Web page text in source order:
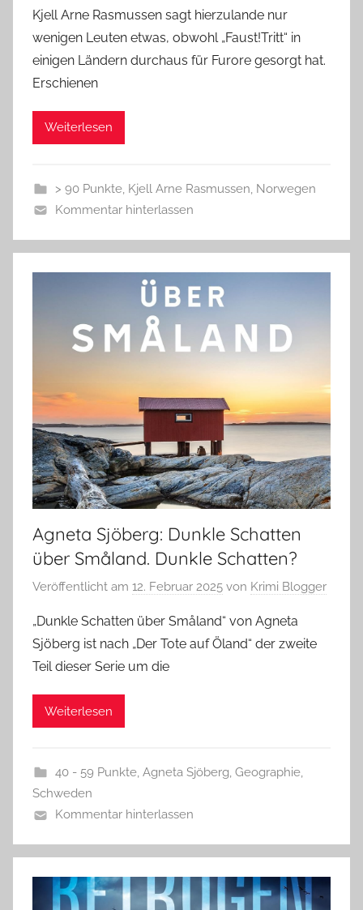
Kjell Arne Rasmussen sagt hierzulande nur
wenigen Leuten etwas, obwohl „Faust!Tritt“ in
einigen Ländern durchaus für Furore gesorgt hat.
Erschienen
Weiterlesen
> 90 Punkte, Kjell Arne Rasmussen, Norwegen
Kommentar hinterlassen
Agneta Sjöberg: Dunkle Schatten
über Småland. Dunkle Schatten?
Veröffentlicht am 12. Februar 2025 von Krimi Blogger
„Dunkle Schatten über Småland“ von Agneta
Sjöberg ist nach „Der Tote auf Öland“ der zweite
Teil dieser Serie um die
Weiterlesen
40 - 59 Punkte, Agneta Sjöberg, Geographie,
Schweden
Kommentar hinterlassen